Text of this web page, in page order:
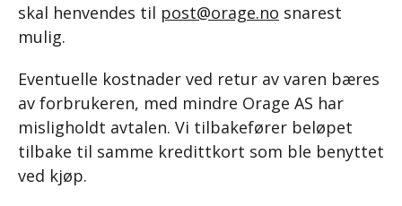
skal henvendes til post@orage.no snarest
mulig.
Eventuelle kostnader ved retur av varen bæres
av forbrukeren, med mindre Orage AS har
misligholdt avtalen. Vi tilbakefører beløpet
tilbake til samme kredittkort som ble benyttet
ved kjøp.